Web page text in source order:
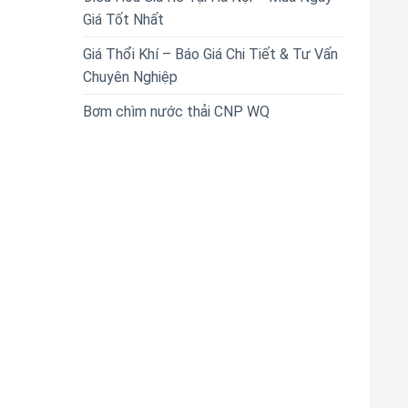
Giá Tốt Nhất
Giá Thổi Khí – Báo Giá Chi Tiết & Tư Vấn
Chuyên Nghiệp
Bơm chìm nước thải CNP WQ